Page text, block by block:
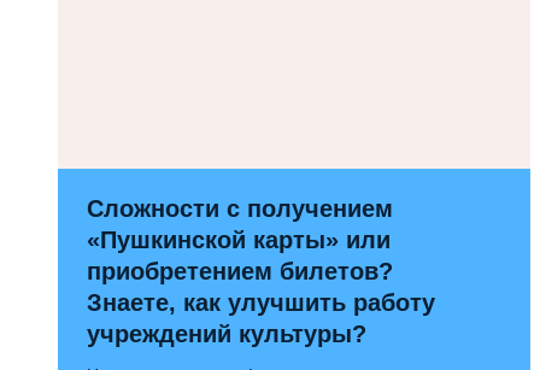
Сложности с получением
«Пушкинской карты» или
приобретением билетов?
Знаете, как улучшить работу
учреждений культуры?